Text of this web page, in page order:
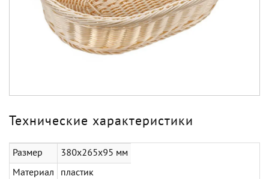
Технические характеристики
Размер 380х265х95 мм
Материал пластик